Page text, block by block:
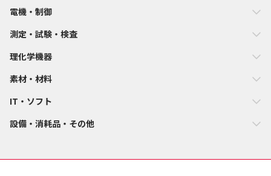
電機・制御
測定・試験・検査
理化学機器
素材・材料
IT・ソフト
設備・消耗品・その他